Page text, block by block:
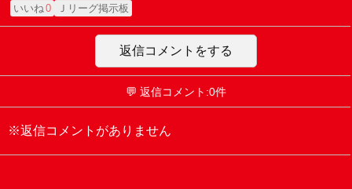
いいね 0 Ｊリーグ掲示板
返信コメントをする
💬 返信コメント:0件
※返信コメントがありません